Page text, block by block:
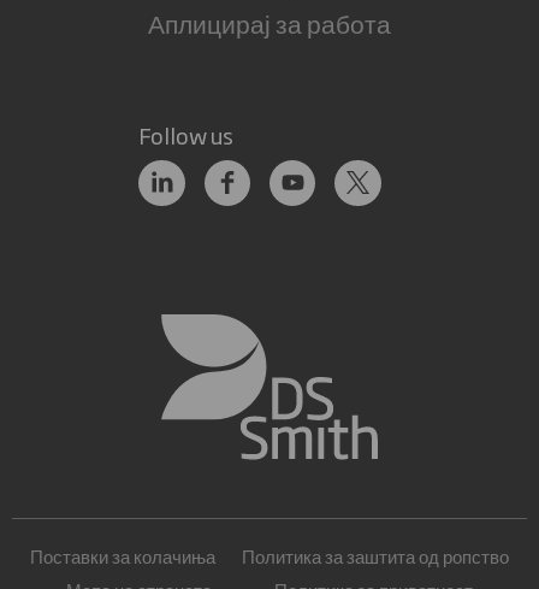
Аплицирај за работа
Follow us
Поставки за колачиња
Политика за заштита од ропство